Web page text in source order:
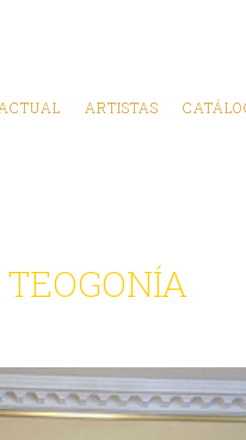
ARTISTAS
TEOGONÍA